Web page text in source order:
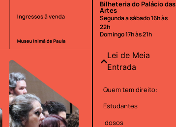
Bilheteria do Palácio das
Artes
Segunda a sábado 16h às
22h
Domingo 17h às 21h
Lei de Meia
Entrada
Quem tem direito:
Estudantes
Idosos